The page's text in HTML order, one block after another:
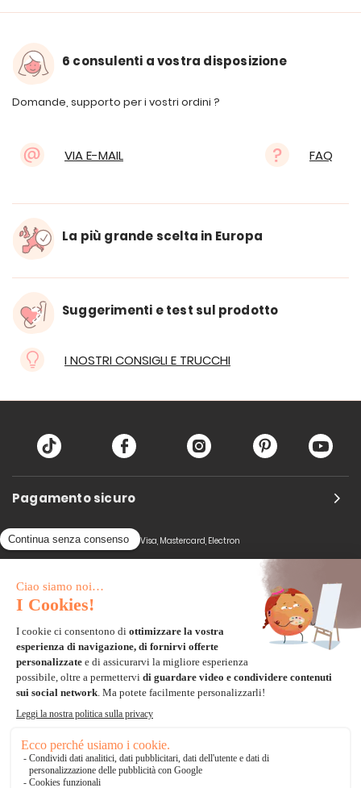
6 consulenti a vostra disposizione
Domande, supporto per i vostri ordini ?
VIA E-MAIL FAQ
La più grande scelta in Europa
Suggerimenti e test sul prodotto
I NOSTRI CONSIGLI E TRUCCHI
Pagamento sicuro
Carta di creditoVisa, Mastercard, Electron
Bonifico Bancario
3 volte senza tasse
*Soluzioni di consegna